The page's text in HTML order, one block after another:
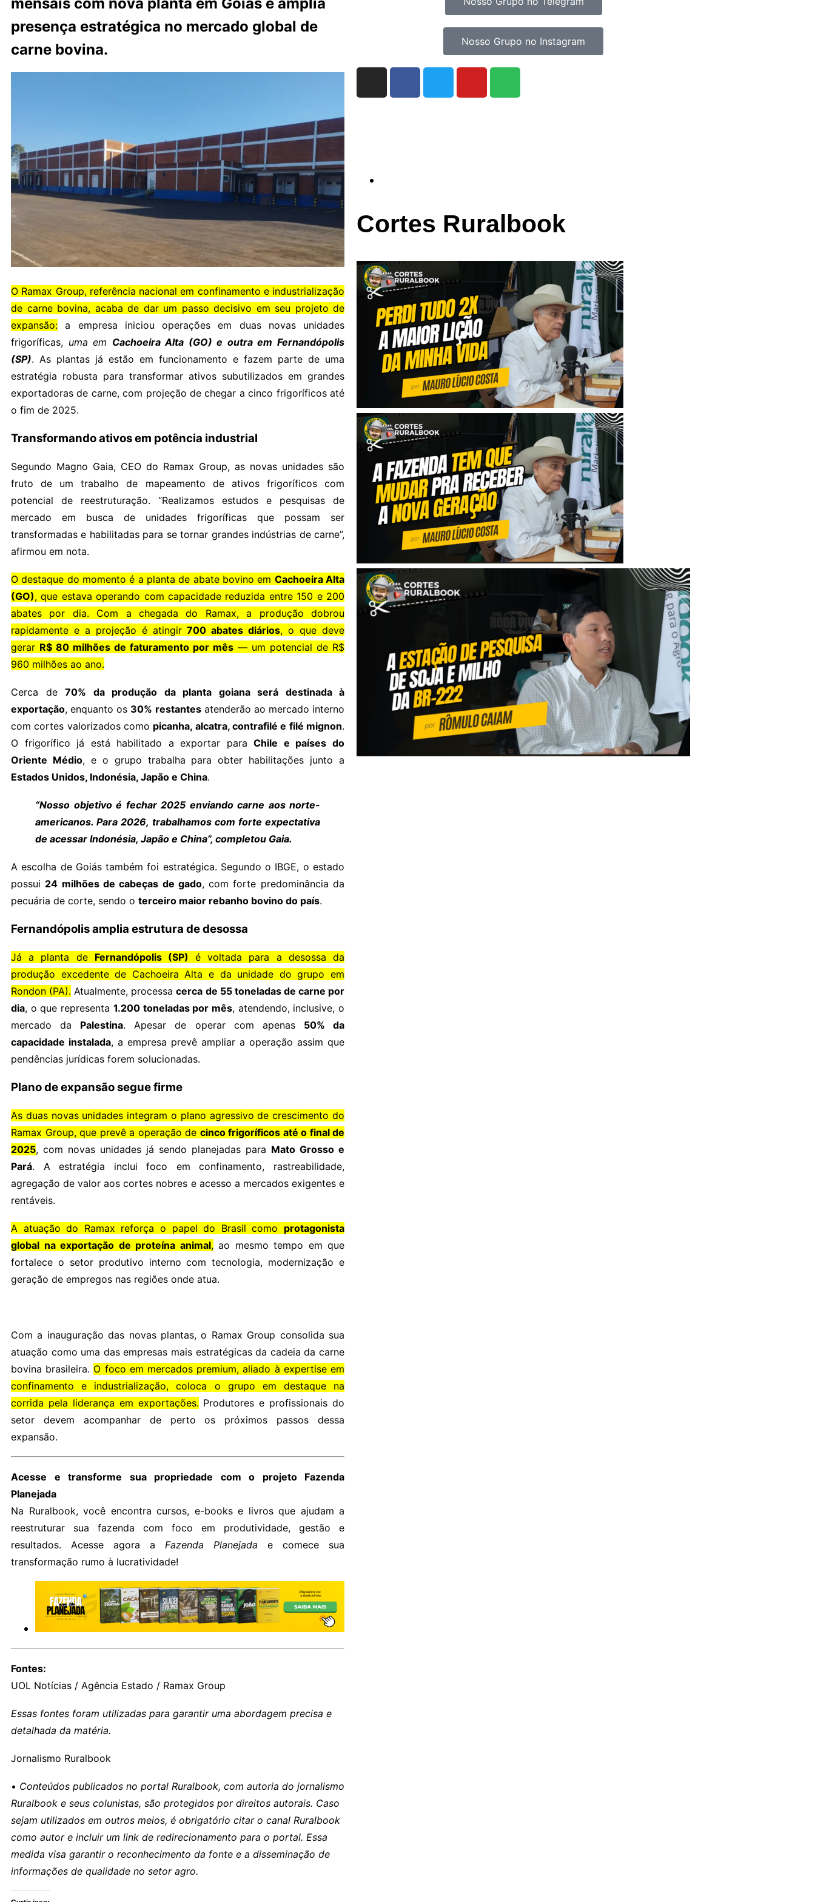
presença estratégica no mercado global de
carne bovina.
O Ramax Group, referência nacional em confinamento e industrialização
de carne bovina, acaba de dar um passo decisivo em seu projeto de
expansão: a empresa iniciou operações em duas novas unidades
frigoríficas, uma em Cachoeira Alta (GO) e outra em Fernandópolis
(SP). As plantas já estão em funcionamento e fazem parte de uma
estratégia robusta para transformar ativos subutilizados em grandes
exportadoras de carne, com projeção de chegar a cinco frigoríficos até
o fim de 2025.
Transformando ativos em potência industrial
Segundo Magno Gaia, CEO do Ramax Group, as novas unidades são
fruto de um trabalho de mapeamento de ativos frigoríficos com
potencial de reestruturação. “Realizamos estudos e pesquisas de
mercado em busca de unidades frigoríficas que possam ser
transformadas e habilitadas para se tornar grandes indústrias de carne”,
afirmou em nota.
O destaque do momento é a planta de abate bovino em Cachoeira Alta
(GO), que estava operando com capacidade reduzida entre 150 e 200
abates por dia. Com a chegada do Ramax, a produção dobrou
rapidamente e a projeção é atingir700 abates diários, o que deve
gerar R$ 80 milhões de faturamento por mês — um potencial de R$
960 milhões ao ano.
Cerca de 70% da produção da planta goiana será destinada à
exportação, enquanto os 30% restantesatenderão ao mercado interno
com cortes valorizados como picanha, alcatra, contrafilé e filé mignon.
O frigorífico já está habilitado a exportar paraChile e países do
Oriente Médio, e o grupo trabalha para obter habilitações junto a
Estados Unidos, Indonésia, Japão e China.
“Nosso objetivo é fechar 2025 enviando carne aos norte-
americanos. Para 2026, trabalhamos com forte expectativa
de acessar Indonésia, Japão e China”, completou Gaia.
A escolha de Goiás também foi estratégica. Segundo o IBGE, o estado
possui 24 milhões de cabeças de gado, com forte predominância da
pecuária de corte, sendo o terceiro maior rebanho bovino do país.
Fernandópolis amplia estrutura de desossa
Já a planta de Fernandópolis (SP) é voltada para a desossa da
produção excedente de Cachoeira Alta e da unidade do grupo em
Rondon (PA). Atualmente, processacerca de 55 toneladas de carne por
dia, o que representa 1.200 toneladas por mês, atendendo, inclusive, o
mercado da Palestina. Apesar de operar com apenas 50% da
capacidade instalada, a empresa prevê ampliar a operação assim que
pendências jurídicas forem solucionadas.
Plano de expansão segue firme
As duas novas unidades integram o plano agressivo de crescimento do
Ramax Group, que prevê a operação de cinco frigoríficos até o final de
2025, com novas unidades já sendo planejadas para Mato Grosso e
Pará. A estratégia inclui foco em confinamento, rastreabilidade,
agregação de valor aos cortes nobres e acesso a mercados exigentes e
rentáveis.
A atuação do Ramax reforça o papel do Brasil como protagonista
global na exportação de proteína animal,ao mesmo tempo em que
fortalece o setor produtivo interno com tecnologia, modernização e
geração de empregos nas regiões onde atua.
Com a inauguração das novas plantas, o Ramax Group consolida sua
atuação como uma das empresas mais estratégicas da cadeia da carne
bovina brasileira. O foco em mercados premium, aliado à expertise em
confinamento e industrialização, coloca o grupo em destaque na
corrida pela liderança em exportações. Produtores e profissionais do
setor devem acompanhar de perto os próximos passos dessa
expansão.
Acesse e transforme sua propriedade com o projeto Fazenda
Planejada
Na Ruralbook, você encontra cursos, e-books e livros que ajudam a
reestruturar sua fazenda com foco em produtividade, gestão e
resultados. Acesse agora a Fazenda Planejada e comece sua
transformação rumo à lucratividade!
Fontes:
UOL Notícias / Agência Estado / Ramax Group
Essas fontes foram utilizadas para garantir uma abordagem precisa e
detalhada da matéria.
Jornalismo Ruralbook
• Conteúdos publicados no portal Ruralbook, com autoria do jornalismo
Ruralbook e seus colunistas, são protegidos por direitos autorais. Caso
sejam utilizados em outros meios, é obrigatório citar o canal Ruralbook
como autor e incluir um link de redirecionamento para o portal. Essa
medida visa garantir o reconhecimento da fonte e a disseminação de
informações de qualidade no setor agro.
Nosso Grupo no Instagram
Cortes Ruralbook